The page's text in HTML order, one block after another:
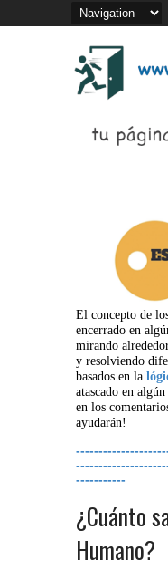
El concepto de
encerrado en
mirando
y resolviendo
basados en la
atascado en
en los
ayudarán!
-----------
¿Cuánto
Humano?